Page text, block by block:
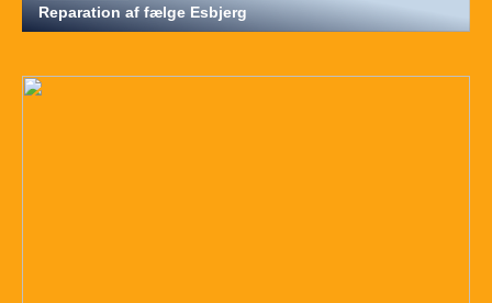
Reparation af fælge Esbjerg